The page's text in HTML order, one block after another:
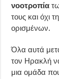
νοοτροπία
τους και όχι
ορισμένων.
Όλα αυτά
τον Ηρακλή
μια ομάδα